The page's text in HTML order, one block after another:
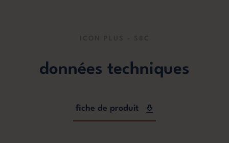
données techniques
fiche de produit